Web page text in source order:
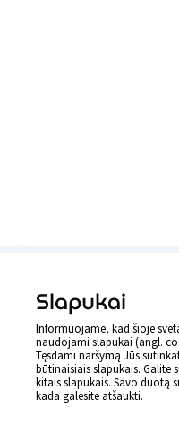
Slapukai
Informuojame, kad šioje
naudojami slapukai (angl.
Tęsdami naršymą Jūs
būtinaisiais slapukais. Galite
kitais slapukais. Savo duotą
kada galėsite atšaukti.